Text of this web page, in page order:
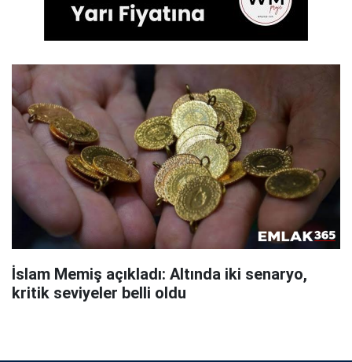
İslam Memiş açıkladı: Altında iki senaryo,
kritik seviyeler belli oldu